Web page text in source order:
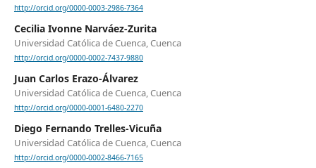
http://orcid.org/0000-0003-2986-7364
Cecilia Ivonne Narváez-Zurita
Universidad Católica de Cuenca, Cuenca
http://orcid.org/0000-0002-7437-9880
Juan Carlos Erazo-Álvarez
Universidad Católica de Cuenca, Cuenca
http://orcid.org/0000-0001-6480-2270
Diego Fernando Trelles-Vicuña
Universidad Católica de Cuenca, Cuenca
http://orcid.org/0000-0002-8466-7165